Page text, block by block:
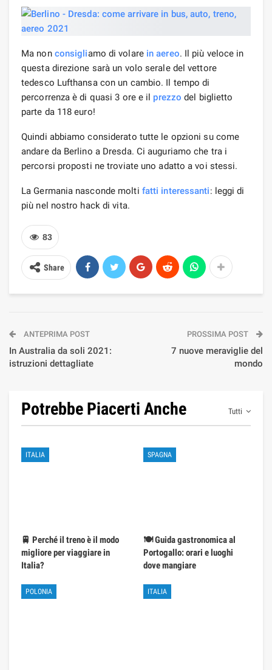
Ma non consigliamo di volare in aereo. Il più veloce in
questa direzione sarà un volo serale del vettore
tedesco Lufthansa con un cambio. Il tempo di
percorrenza è di quasi 3 ore e il prezzo del biglietto
parte da 118 euro!
Quindi abbiamo considerato tutte le opzioni su come
andare da Berlino a Dresda. Ci auguriamo che tra i
percorsi proposti ne troviate uno adatto a voi stessi.
La Germania nasconde molti fatti interessanti: leggi di
più nel nostro hack di vita.
83
Share
ANTEPRIMA POST
In Australia da soli 2021:
istruzioni dettagliate
PROSSIMA POST
7 nuove meraviglie del
mondo
Tutti
Potrebbe Piacerti Anche
ITALIA
🚆 Perché il treno è il modo
migliore per viaggiare in
Italia?
SPAGNA
🍽️ Guida gastronomica al
Portogallo: orari e luoghi
dove mangiare
POLONIA ITALIA